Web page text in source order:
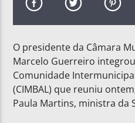
O presidente da Câmara
Marcelo Guerreiro
Comunidade
(CIMBAL) que reuniu
Paula Martins, ministra da